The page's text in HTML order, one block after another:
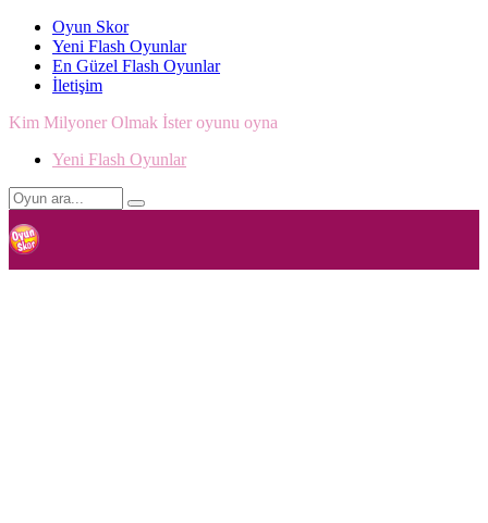
Oyun Skor
Yeni Flash Oyunlar
En Güzel Flash Oyunlar
İletişim
Kim Milyoner Olmak İster oyunu oyna
Yeni Flash Oyunlar